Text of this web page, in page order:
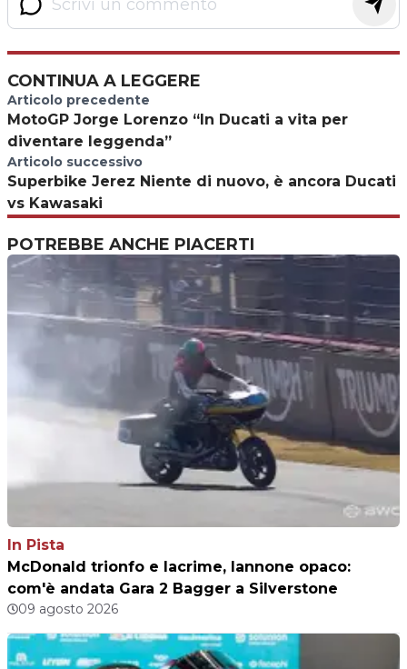
CONTINUA A LEGGERE
Articolo precedente
MotoGP Jorge Lorenzo “In Ducati a vita per
diventare leggenda”
Articolo successivo
Superbike Jerez Niente di nuovo, è ancora Ducati
vs Kawasaki
POTREBBE ANCHE PIACERTI
In Pista
McDonald trionfo e lacrime, Iannone opaco:
com'è andata Gara 2 Bagger a Silverstone
09 agosto 2026